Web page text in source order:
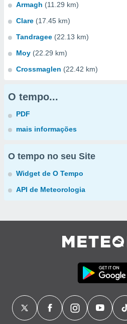
Armagh (11.29 km)
Clare (17.45 km)
Tandragee (22.13 km)
Moy (22.29 km)
Crossmaglen (22.42 km)
O tempo...
PDF
mais informações
O tempo no seu Site
Widget de O Tempo
API de Meteorologia